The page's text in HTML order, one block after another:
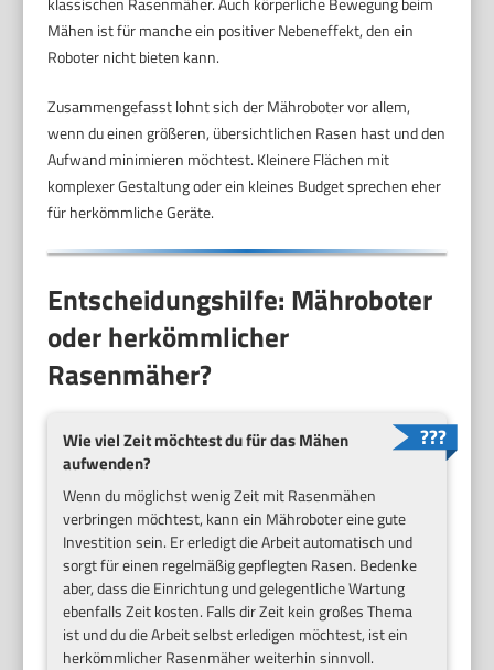
Mähen ist für manche ein positiver Nebeneffekt, den ein
Roboter nicht bieten kann.
Zusammengefasst lohnt sich der Mähroboter vor allem,
wenn du einen größeren, übersichtlichen Rasen hast und den
Aufwand minimieren möchtest. Kleinere Flächen mit
komplexer Gestaltung oder ein kleines Budget sprechen eher
für herkömmliche Geräte.
Entscheidungshilfe: Mähroboter
oder herkömmlicher
Rasenmäher?
Wie viel Zeit möchtest du für das Mähen
aufwenden?
Wenn du möglichst wenig Zeit mit Rasenmähen
verbringen möchtest, kann ein Mähroboter eine gute
Investition sein. Er erledigt die Arbeit automatisch und
sorgt für einen regelmäßig gepflegten Rasen. Bedenke
aber, dass die Einrichtung und gelegentliche Wartung
ebenfalls Zeit kosten. Falls dir Zeit kein großes Thema
ist und du die Arbeit selbst erledigen möchtest, ist ein
herkömmlicher Rasenmäher weiterhin sinnvoll.